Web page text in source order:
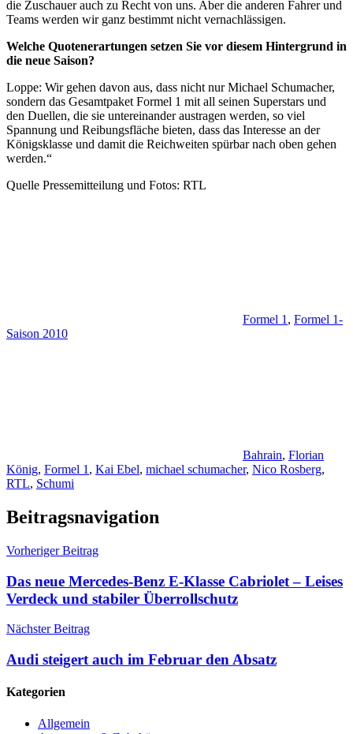
die Zuschauer auch zu Recht von uns. Aber die anderen Fahrer und
Teams werden wir ganz bestimmt nicht vernachlässigen.
Welche Quotenerartungen setzen Sie vor diesem Hintergrund in
die neue Saison?
Loppe: Wir gehen davon aus, dass nicht nur Michael Schumacher,
sondern das Gesamtpaket Formel 1 mit all seinen Superstars und
den Duellen, die sie untereinander austragen werden, so viel
Spannung und Reibungsfläche bieten, dass das Interesse an der
Königsklasse und damit die Reichweiten spürbar nach oben gehen
werden.“
Quelle Pressemitteilung und Fotos: RTL
Formel 1 , Formel 1-
Saison 2010
Bahrain, Florian
König, Formel 1 , Kai Ebel, michael schumacher, Nico Rosberg,
RTL, Schumi
Beitragsnavigation
Vorheriger Beitrag
Das neue Mercedes-Benz E-Klasse Cabriolet – Leises
Verdeck und stabiler Überrollschutz
Nächster Beitrag
Audi steigert auch im Februar den Absatz
Kategorien
Allgemein